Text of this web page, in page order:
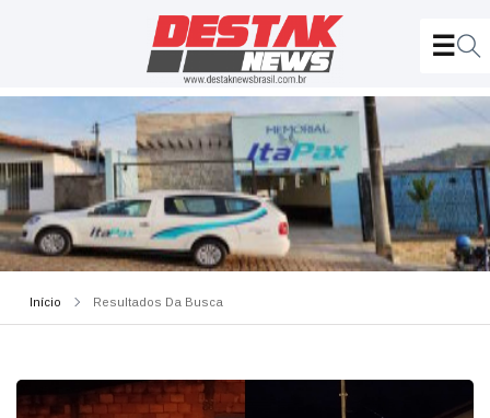
Início Resultados Da Busca